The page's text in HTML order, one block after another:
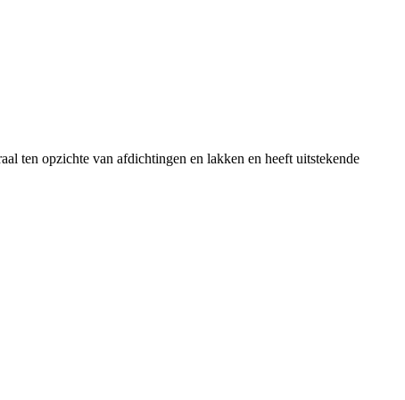
ten opzichte van afdichtingen en lakken en heeft uitstekende